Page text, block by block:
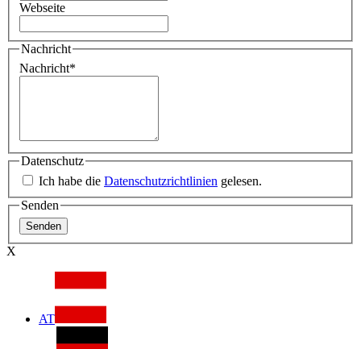
Webseite
Nachricht
Nachricht*
Datenschutz
Ich habe die Datenschutzrichtlinien gelesen.
Senden
X
AT